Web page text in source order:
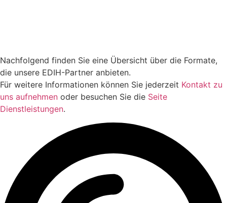
Nachfolgend finden Sie eine Übersicht über die Formate,
die unsere EDIH-Partner anbieten.
Für weitere Informationen können Sie jederzeit Kontakt zu
uns aufnehmen oder besuchen Sie die Seite
Dienstleistungen.